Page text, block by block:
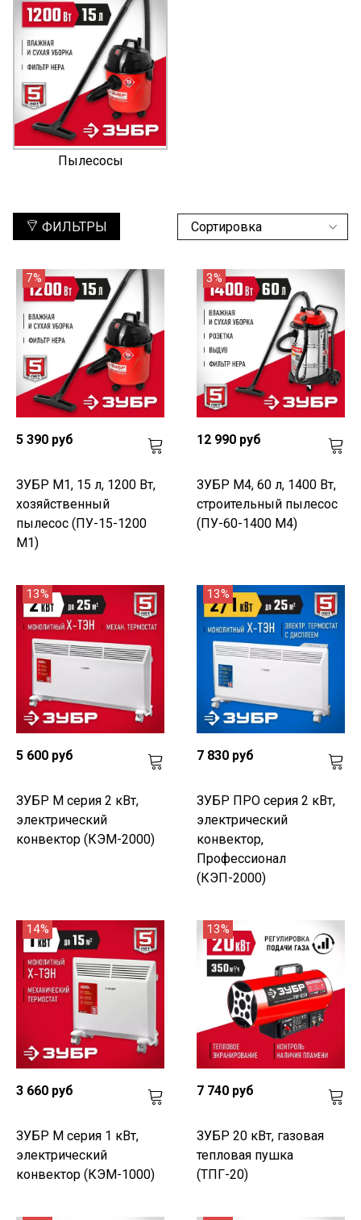
Пылесосы
ФИЛЬТРЫ
7%
5 390 руб
ЗУБР М1, 15 л, 1200 Вт,
хозяйственный
пылесос (ПУ-15-1200
М1)
3%
12 990 руб
ЗУБР М4, 60 л, 1400 Вт,
строительный пылесос
(ПУ-60-1400 М4)
13%
5 600 руб
ЗУБР М серия 2 кВт,
электрический
конвектор (КЭМ-2000)
13%
7 830 руб
ЗУБР ПРО серия 2 кВт,
электрический
конвектор,
Профессионал
(КЭП-2000)
14%
3 660 руб
ЗУБР М серия 1 кВт,
электрический
конвектор (КЭМ-1000)
13%
7 740 руб
ЗУБР 20 кВт, газовая
тепловая пушка
(ТПГ-20)